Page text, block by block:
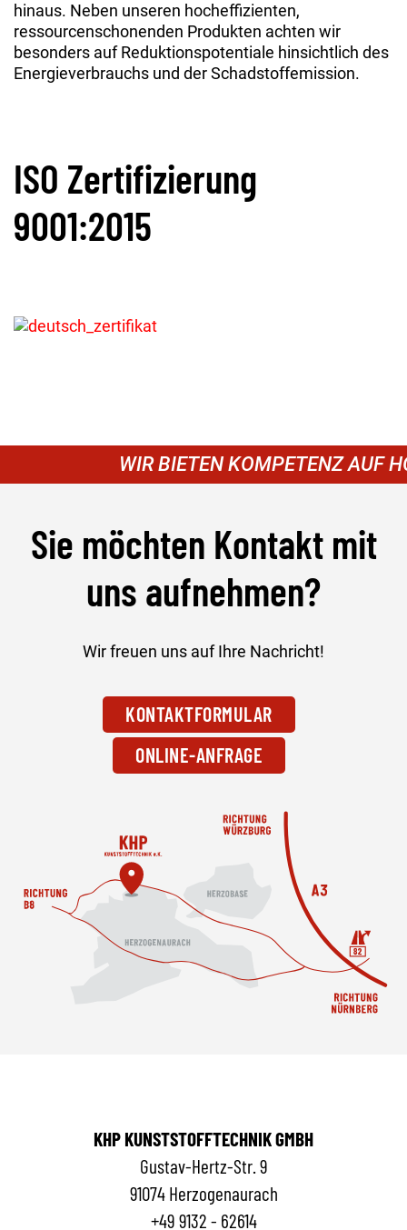
hinaus. Neben unseren hocheffizienten,
ressourcenschonenden Produkten achten wir
besonders auf Reduktionspotentiale hinsichtlich des
Energieverbrauchs und der Schadstoffemission.
ISO Zertifizierung
9001:2015
WIR BIETEN KOMPETENZ AUF
Sie möchten Kontakt mit
uns aufnehmen?
Wir freuen uns auf Ihre Nachricht!
KONTAKTFORMULAR
ONLINE-ANFRAGE
KHP KUNSTSTOFFTECHNIK GMBH
Gustav-Hertz-Str. 9
91074 Herzogenaurach
+49 9132 - 62614